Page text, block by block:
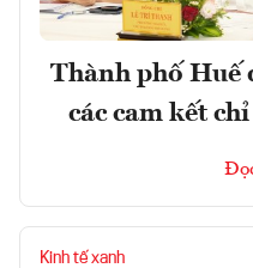
Thành phố Huế
các cam kết
Kinh tế xanh